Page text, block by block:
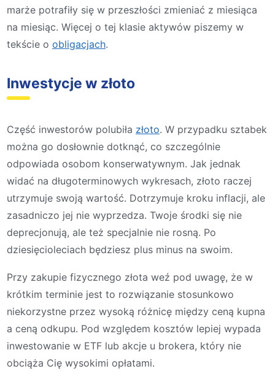
marże potrafiły się w przeszłości zmieniać z miesiąca
na miesiąc. Więcej o tej klasie aktywów piszemy w
tekście o obligacjach.
Inwestycje w złoto
Część inwestorów polubiła złoto. W przypadku sztabek
można go dosłownie dotknąć, co szczególnie
odpowiada osobom konserwatywnym. Jak jednak
widać na długoterminowych wykresach, złoto raczej
utrzymuje swoją wartość. Dotrzymuje kroku inflacji, ale
zasadniczo jej nie wyprzedza. Twoje środki się nie
deprecjonują, ale też specjalnie nie rosną. Po
dziesięcioleciach będziesz plus minus na swoim.
Przy zakupie fizycznego złota weź pod uwagę, że w
krótkim terminie jest to rozwiązanie stosunkowo
niekorzystne przez wysoką różnicę między ceną kupna
a ceną odkupu. Pod względem kosztów lepiej wypada
inwestowanie w ETF lub akcje u brokera, który nie
obciąża Cię wysokimi opłatami.